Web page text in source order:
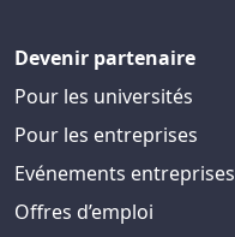
Devenir partenaire
Pour les universités
Pour les entreprises
Evénements entreprises
Offres d’emploi